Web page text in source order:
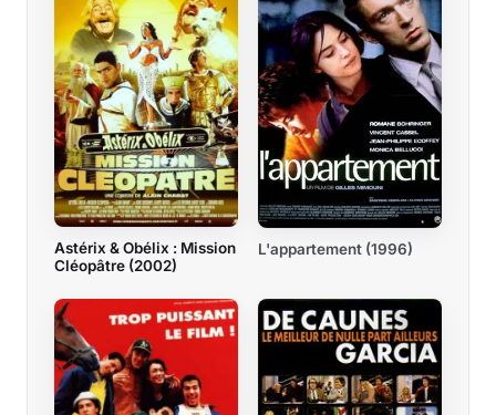
Astérix & Obélix : Mission
Cléopâtre (2002)
L'appartement (1996)